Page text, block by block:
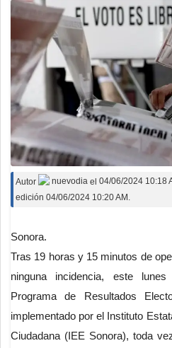
Autor nuevodia el 04/06/2024 10:18
edición 04/06/2024 10:20 AM.
Sonora.
Tras 19 horas y 15 minutos de
ninguna incidencia, este
Programa de Resultados
implementado por el Instituto
Ciudadana (IEE Sonora), toda